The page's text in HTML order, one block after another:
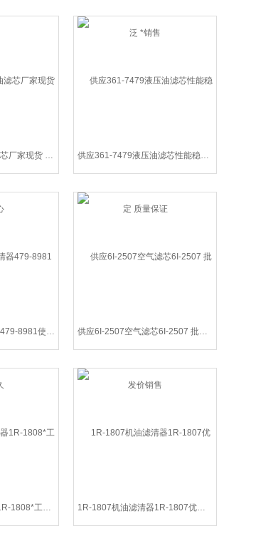
供应093-7921机油滤芯厂家现货 用的放心 供应361-7479液压油滤芯性能稳定 质量保证
479-8981机油滤清器479-8981使用长久 供应6I-2507空气滤芯6I-2507 批发价销售
1R-1808机油滤清器1R-1808*工艺制作 1R-1807机油滤清器1R-1807优惠价格